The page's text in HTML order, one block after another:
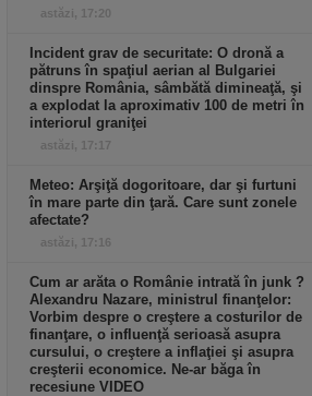
astăzi, 17:20
Incident grav de securitate: O dronă a
pătruns în spaţiul aerian al Bulgariei
dinspre România, sâmbătă dimineaţă, şi
a explodat la aproximativ 100 de metri în
interiorul graniţei
astăzi, 17:17
Meteo: Arşiţă dogoritoare, dar şi furtuni
în mare parte din ţară. Care sunt zonele
afectate?
astăzi, 17:16
Cum ar arăta o Românie intrată în junk ?
Alexandru Nazare, ministrul finanţelor:
Vorbim despre o creştere a costurilor de
finanţare, o influenţă serioasă asupra
cursului, o creştere a inflaţiei şi asupra
creşterii economice. Ne-ar băga în
recesiune VIDEO